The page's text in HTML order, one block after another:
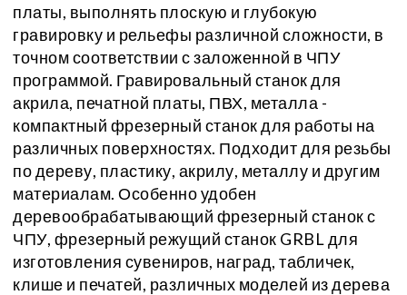
платы, выполнять плоскую и глубокую
гравировку и рельефы различной сложности, в
точном соответствии с заложенной в ЧПУ
программой. Гравировальный станок для
акрила, печатной платы, ПВХ, металла -
компактный фрезерный станок для работы на
различных поверхностях. Подходит для резьбы
по дереву, пластику, акрилу, металлу и другим
материалам. Особенно удобен
деревообрабатывающий фрезерный станок с
ЧПУ, фрезерный режущий станок GRBL для
изготовления сувениров, наград, табличек,
клише и печатей, различных моделей из дерева